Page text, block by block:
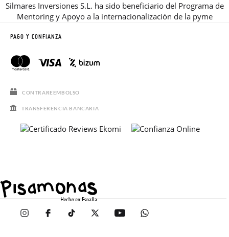
Silmares Inversiones S.L. ha sido beneficiario del Programa de
Mentoring y Apoyo a la internacionalización de la pyme
PAGO Y CONFIANZA
CONTRAREEMBOLSO
TRANSFERENCIA BANCARIA